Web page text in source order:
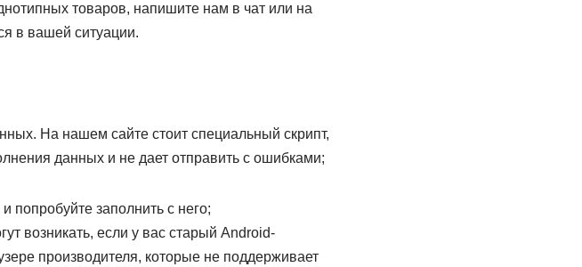
товаров, напишите нам в чат или на
в вашей ситуации.
На нашем сайте стоит специальный скрипт,
данных и не дает отправить с ошибками;
попробуйте заполнить с него;
возникать, если у вас старый Android-
производителя, которые не поддерживает